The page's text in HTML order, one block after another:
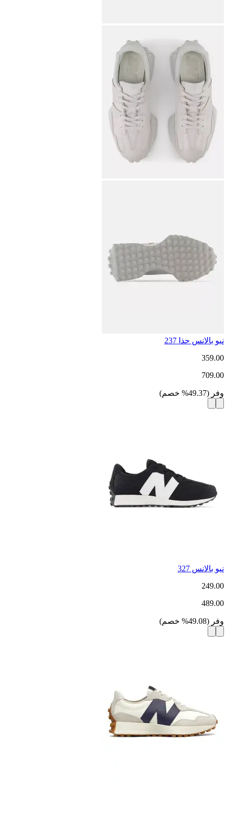
نيو بالانس حذا 237
359.00
709.00
وفر (
49.37
% خصم)
نيو بالانس 327
249.00
489.00
وفر (
49.08
% خصم)